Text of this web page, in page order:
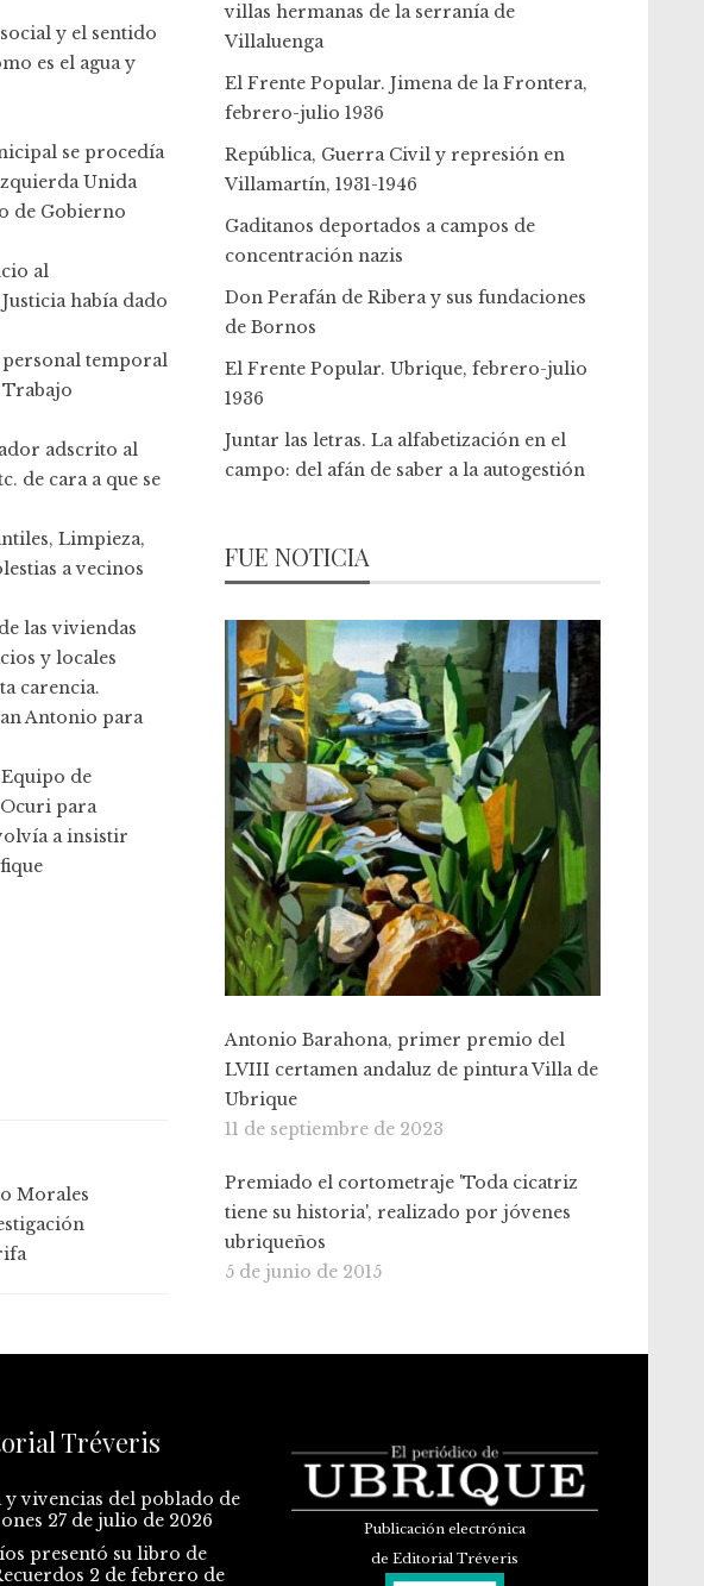
y el sentido
es el agua y
se procedía
Unida
de Gobierno
al
había dado
temporal
Trabajo
adscrito al
de cara a que se
Limpieza,
a vecinos
las viviendas
y locales
carencia.
Antonio para
de
para
a insistir
Morales
villas hermanas de la serranía de
Villaluenga
El Frente Popular. Jimena de la Frontera,
febrero-julio 1936
República, Guerra Civil y represión en
Villamartín, 1931-1946
Gaditanos deportados a campos de
concentración nazis
Don Perafán de Ribera y sus fundaciones
de Bornos
El Frente Popular. Ubrique, febrero-julio
1936
Juntar las letras. La alfabetización en el
campo: del afán de saber a la autogestión
FUE NOTICIA
Antonio Barahona, primer premio del
LVIII certamen andaluz de pintura Villa de
Ubrique
11 de septiembre de 2023
Premiado el cortometraje 'Toda cicatriz
tiene su historia', realizado por jóvenes
ubriqueños
5 de junio de 2015
Tréveris
vivencias del poblado de
27 de julio de 2026
presentó su libro de
2 de febrero de
Publicación electrónica
de Editorial Tréveris